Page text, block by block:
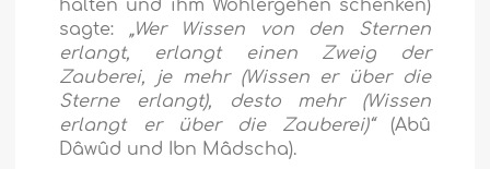
halten und ihm Wohlergehen schenken)
sagte: „Wer Wissen von den Sternen
erlangt, erlangt einen Zweig der
Zauberei, je mehr (Wissen er über die
Sterne erlangt), desto mehr (Wissen
erlangt er über die Zauberei)“(Abû
Dâwûd und Ibn Mâdscha).